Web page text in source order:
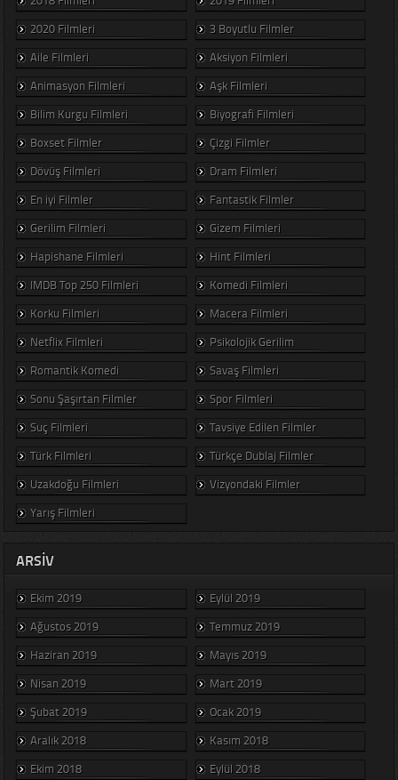
2020 Filmleri
3 Boyutlu Filmler
Aile Filmleri
Aksiyon Filmleri
Animasyon Filmleri
Aşk Filmleri
Bilim Kurgu Filmleri
Biyografi Filmleri
Boxset Filmler
Çizgi Filmler
Dövüş Filmleri
Dram Filmleri
En iyi Filmler
Fantastik Filmler
Gerilim Filmleri
Gizem Filmleri
Hapishane Filmleri
Hint Filmleri
IMDB Top 250 Filmleri
Komedi Filmleri
Korku Filmleri
Macera Filmleri
Netflix Filmleri
Psikolojik Gerilim
Romantik Komedi
Savaş Filmleri
Sonu Şaşırtan Filmler
Spor Filmleri
Suç Filmleri
Tavsiye Edilen Filmler
Türk Filmleri
Türkçe Dublaj Filmler
Uzakdoğu Filmleri
Vizyondaki Filmler
Yarış Filmleri
ARSIV
Ekim 2019
Eylül 2019
Ağustos 2019
Temmuz 2019
Haziran 2019
Mayıs 2019
Nisan 2019
Mart 2019
Şubat 2019
Ocak 2019
Aralık 2018
Kasım 2018
Ekim 2018
Eylül 2018